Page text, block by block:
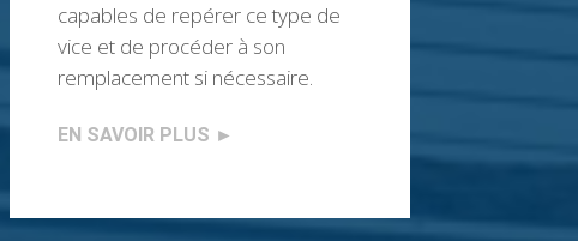
capables de repérer ce type de
vice et de procéder à son
remplacement si nécessaire.
EN SAVOIR PLUS ►